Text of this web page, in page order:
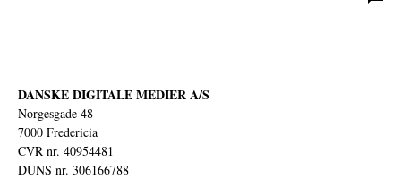
DANSKE DIGITALE MEDIER A/S
Norgesgade 48
7000 Fredericia
CVR nr. 40954481
DUNS nr. 306166788